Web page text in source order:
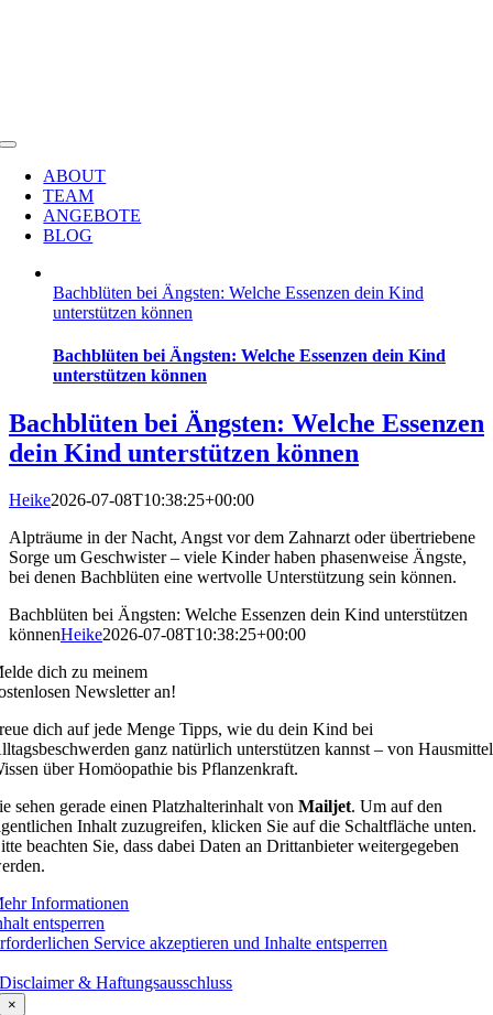
Toggle
NavigationABOUT
TEAM
ANGEBOTE
BLOG
Bachblüten bei Ängsten: Welche Essenzen dein Kind
unterstützen können
Bachblüten bei Ängsten: Welche Essenzen dein Kind
unterstützen können
Bachblüten bei Ängsten: Welche Essenzen
dein Kind unterstützen können
Heike2026-07-08T10:38:25+00:00
Alpträume in der Nacht, Angst vor dem Zahnarzt oder übertriebene
Sorge um Geschwister – viele Kinder haben phasenweise Ängste,
bei denen Bachblüten eine wertvolle Unterstützung sein können.
Bachblüten bei Ängsten: Welche Essenzen dein Kind unterstützen
könnenHeike2026-07-08T10:38:25+00:00
dich zu meinem
Newsletter an!
dich auf jede Menge Tipps, wie du dein Kind bei
ganz natürlich unterstützen kannst – von
über Homöopathie bis Pflanzenkraft.
sehen gerade einen Platzhalterinhalt vonMailjet. Um auf den
Inhalt zuzugreifen, klicken Sie auf die Schaltfläche unten.
beachten Sie, dass dabei Daten an Drittanbieter weitergegeben
Informationen
entsperren
Service akzeptieren und Inhalte entsperren
Disclaimer & Haftungsausschluss
×